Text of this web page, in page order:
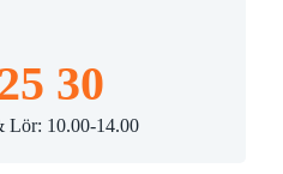
30
Lör: 10.00-14.00